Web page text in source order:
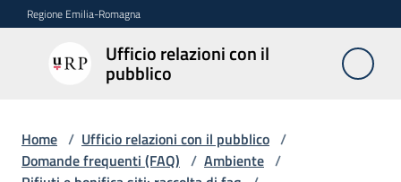
Vai al contenuto
Vai alla navigazione
Vai al footer
Regione Emilia-Romagna
Ufficio relazioni con il
pubblico
Ufficio
relazioni
pubblico
Home / Ufficio relazioni con il pubblico /
Domande frequenti (FAQ) / Ambiente /